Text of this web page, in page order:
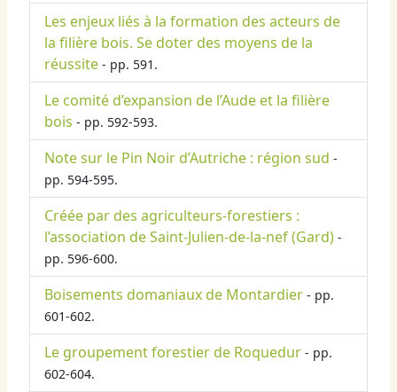
Les enjeux liés à la formation des acteurs de
la filière bois. Se doter des moyens de la
réussite - pp. 591.
Le comité d’expansion de l’Aude et la filière
bois - pp. 592-593.
Note sur le Pin Noir d’Autriche : région sud -
pp. 594-595.
Créée par des agriculteurs-forestiers :
l’association de Saint-Julien-de-la-nef (Gard) -
pp. 596-600.
Boisements domaniaux de Montardier - pp.
601-602.
Le groupement forestier de Roquedur - pp.
602-604.